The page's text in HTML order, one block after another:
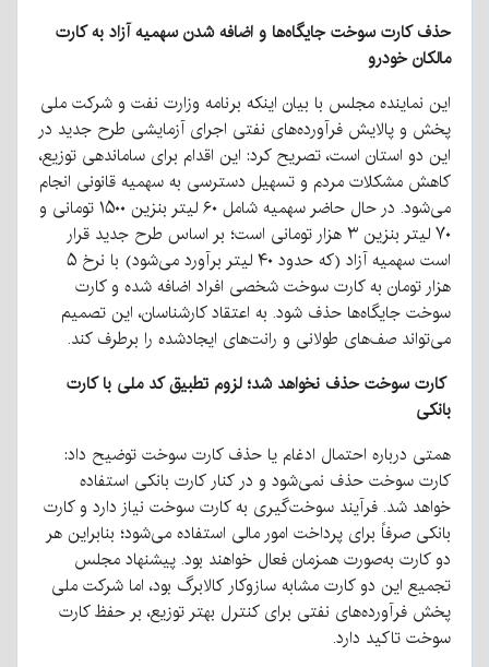
حذف کارت سوخت جایگاه‌ها و اضافه شدن سهمیه آزاد به کارت
مالکان خودرو
این نماینده مجلس با بیان اینکه برنامه وزارت نفت و شرکت ملی
پخش و پالایش فرآورده‌های نفتی اجرای آزمایشی طرح جدید در
این دو استان است، تصریح کرد: این اقدام برای ساماندهی توزیع،
کاهش مشکلات مردم و تسهیل دسترسی به سهمیه قانونی انجام
می‌شود. در حال حاضر سهمیه شامل ۶۰ لیتر بنزین ۱۵۰۰ تومانی و
۷۰ لیتر بنزین ۳ هزار تومانی است؛ بر اساس طرح جدید قرار
است سهمیه آزاد (که حدود ۴۰ لیتر برآورد می‌شود) با نرخ ۵
هزار تومان به کارت سوخت شخصی افراد اضافه شده و کارت
سوخت جایگاه‌ها حذف شود. به اعتقاد کارشناسان، این تصمیم
می‌تواند صف‌های طولانی و رانت‌های ایجادشده را برطرف کند.
کارت سوخت حذف نخواهد شد؛ لزوم تطبیق کد ملی با کارت
بانکی
همتی درباره احتمال ادغام یا حذف کارت سوخت توضیح داد:
کارت سوخت حذف نمی‌شود و در کنار کارت بانکی استفاده
خواهد شد. فرآیند سوخت‌گیری به کارت سوخت نیاز دارد و کارت
بانکی صرفاً برای پرداخت امور مالی استفاده می‌شود؛ بنابراین هر
دو کارت به‌صورت همزمان فعال خواهند بود. پیشنهاد مجلس
تجمیع این دو کارت مشابه سازوکار کالابرگ بود، اما شرکت ملی
پخش فرآورده‌های نفتی برای کنترل بهتر توزیع، بر حفظ کارت
سوخت تاکید دارد.